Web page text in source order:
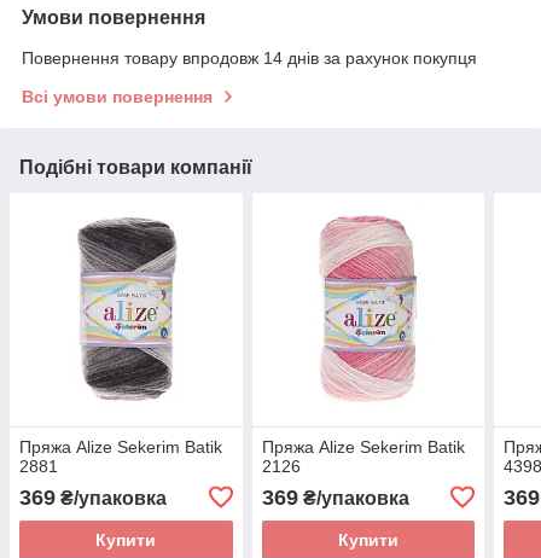
Умови повернення
Повернення товару впродовж 14 днів за рахунок покупця
Всі умови повернення
Подібні товари компанії
Пряжа Alize Sekerim Batik
2881
369 ₴/упаковка
Купити
Пряжа Alize Sekerim Batik
2126
369₴/упаковка
Купити
369